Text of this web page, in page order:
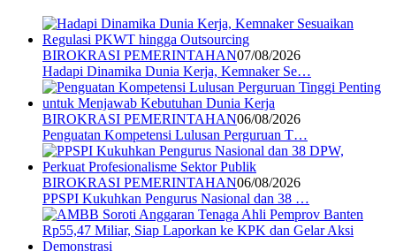
BIROKRASI PEMERINTAHAN07/08/2026
Hadapi Dinamika Dunia Kerja, Kemnaker Se…
BIROKRASI PEMERINTAHAN06/08/2026
Penguatan Kompetensi Lulusan Perguruan T…
BIROKRASI PEMERINTAHAN06/08/2026
PPSPI Kukuhkan Pengurus Nasional dan 38 …